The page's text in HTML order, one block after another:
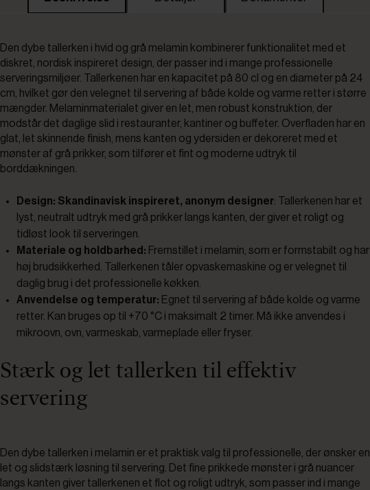
Den dybe tallerken i hvid og grå melamin kombinerer funktionalitet med et
diskret, nordisk inspireret design, der passer ind i mange professionelle
serveringsmiljøer. Tallerkenen har en kapacitet på 80 cl og en diameter på 24
cm, hvilket gør den velegnet til servering af både kolde og varme retter i større
mængder. Melaminmaterialet giver en let, men robust konstruktion, der
modstår det daglige slid i restauranter, kantiner og buffeter. Overfladen har en
glat, let skinnende finish, mens kanten og ydersiden er dekoreret med et
mønster af grå prikker, som tilfører et fint og moderne udtryk til
borddækningen.
Design: Skandinavisk inspireret, anonym designer: Tallerkenen har et
lyst, neutralt udtryk med grå prikker langs kanten, der giver et roligt og
tidløst look til serveringen.
Materiale og holdbarhed: Fremstillet i melamin, som er formstabilt og har
høj brudsikkerhed. Tallerkenen tåler opvaskemaskine og er velegnet til
daglig brug i det professionelle køkken.
Anvendelse og temperatur: Egnet til servering af både kolde og varme
retter. Kan bruges op til +70 °C i maksimalt 2 timer. Må ikke anvendes i
mikroovn, ovn, varmeskab, varmeplade eller fryser.
Stærk og let tallerken til effektiv
servering
Den dybe tallerken i melamin er et praktisk valg til professionelle, der ønsker en
let og slidstærk løsning til servering. Det fine prikkede mønster i grå nuancer
langs kanten giver tallerkenen et flot og roligt udtryk, som passer ind i mange